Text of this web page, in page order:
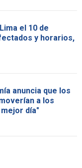
el 10 de
y horarios,
anuncia que los
a los
día"